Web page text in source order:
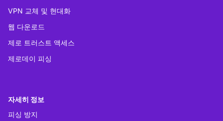
VPN 교체 및 현대화
웹 다운로드
제로 트러스트 액세스
제로데이 피싱
자세히 정보
피싱 방지